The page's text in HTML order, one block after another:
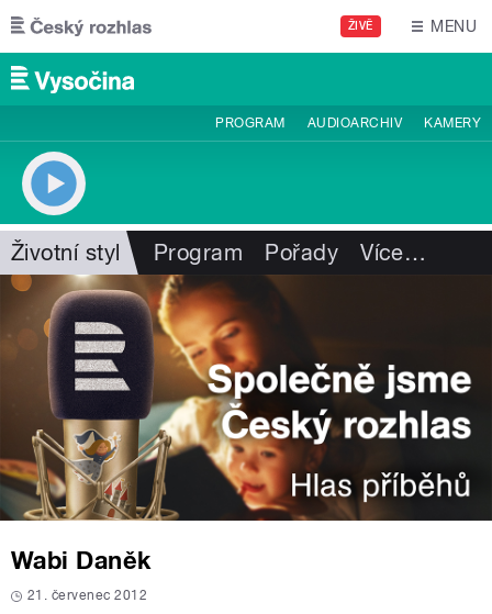
Přejít k hlavnímu obsahu
ŽIVĚ MENU
PROGRAM AUDIOARCHIV KAMERY
Životní styl Program Pořady Více…
Wabi Daněk
21. červenec 2012